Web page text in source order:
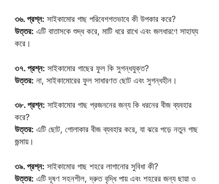
৩৬. প্রশ্ন: সাইকামোর গাছ পরিবেশগতভাবে কী উপকার করে?
উত্তর: এটি বাতাসকে শুদ্ধ করে, মাটি ধরে রাখে এবং জলধারণে সাহায্য
করে।
৩৭. প্রশ্ন: সাইকামোর গাছের ফুল কি সুগন্ধযুক্ত?
উত্তর: না, সাইকামোরের ফুল সাধারণত ছোট এবং সুগন্ধহীন।
৩৮. প্রশ্ন: সাইকামোর গাছ প্রজননের জন্য কি ধরনের বীজ ব্যবহার
করে?
উত্তর: এটি ছোট, গোলাকার বীজ ব্যবহার করে, যা ঝরে পড়ে নতুন গাছ
জন্মায়।
৩৯. প্রশ্ন: সাইকামোর গাছ শহরে লাগানোর সুবিধা কী?
উত্তর: এটি দূষণ সহনশীল, দ্রুত বৃদ্ধি পায় এবং শহরের জন্য ছায়া ও